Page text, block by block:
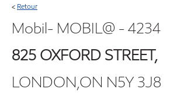
< Retour
Mobil- MOBIL@ - 4234
825 OXFORD STREET,
LONDON,ON N5Y 3J8